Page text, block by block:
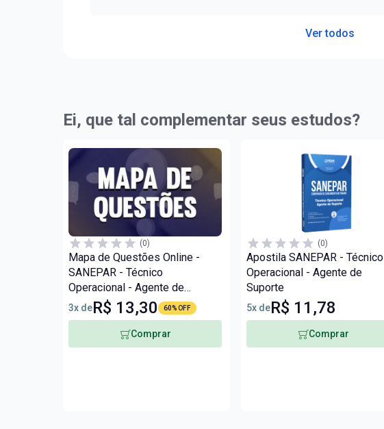
Ver todos
Ei, que tal complementar seus estudos?
(0)
Mapa de Questões Online -
SANEPAR - Técnico
Operacional - Agente de
Suporte - 5 Mil Questões
3x deR$ 13,30 60% OFF
Comprar
(0)
Apostila SANEPAR - Técnico
Operacional - Agente de
Suporte
5x deR$ 11,78
Comprar